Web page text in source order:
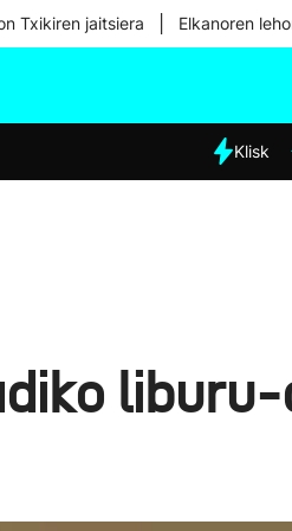
Txikiren jaitsiera Elkanoren
Eguraldia
Klisk